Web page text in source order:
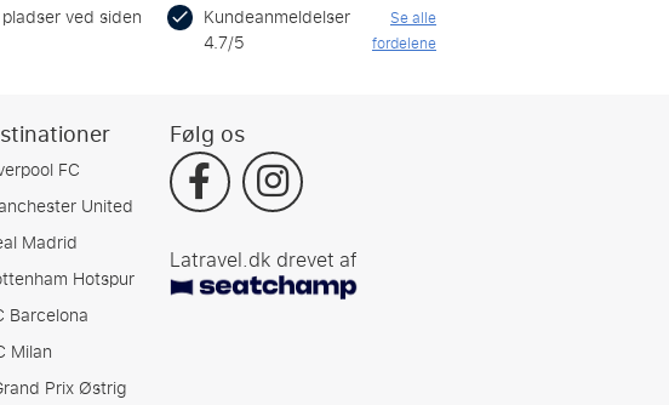
ved siden
Kundeanmeldelser
4.7/5
Se alle
fordelene
FC
United
Madrid
Hotspur
Barcelona
Milan
Prix Østrig
Følg os
Latravel.dk drevet af